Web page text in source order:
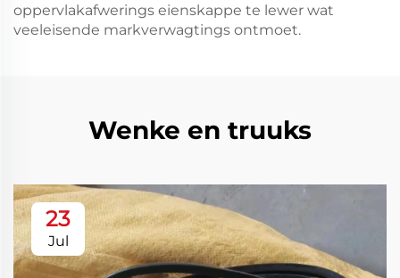
oppervlakafwerings eienskappe te lewer wat
veeleisende markverwagtings ontmoet.
Wenke en truuks
23
Jul